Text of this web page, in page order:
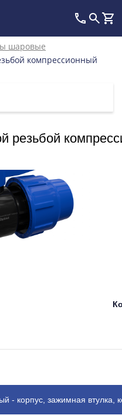
шаровые
компрессионный
резьбой
- корпус, зажимная втулка,